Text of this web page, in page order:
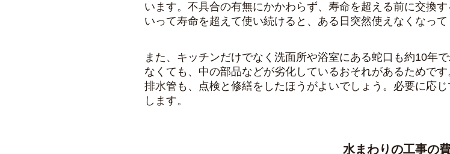
います。不具合の有無にかかわらず、寿命を超える前に交換
いって寿命を超えて使い続けると、ある日突然使えなくなって
また、キッチンだけでなく洗面所や浴室にある蛇口 も約10年
なくても、中の部品などが劣化しているおそれがあるためで
排水管 も、点検と修繕をしたほうがよいでしょう。必要に応
します。
水まわりの工事の